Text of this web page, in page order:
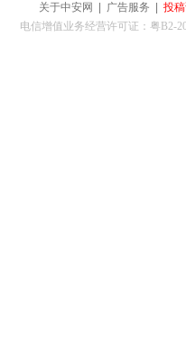
关于中安网 广告服务
投
电信增值业务经营许可证：粤